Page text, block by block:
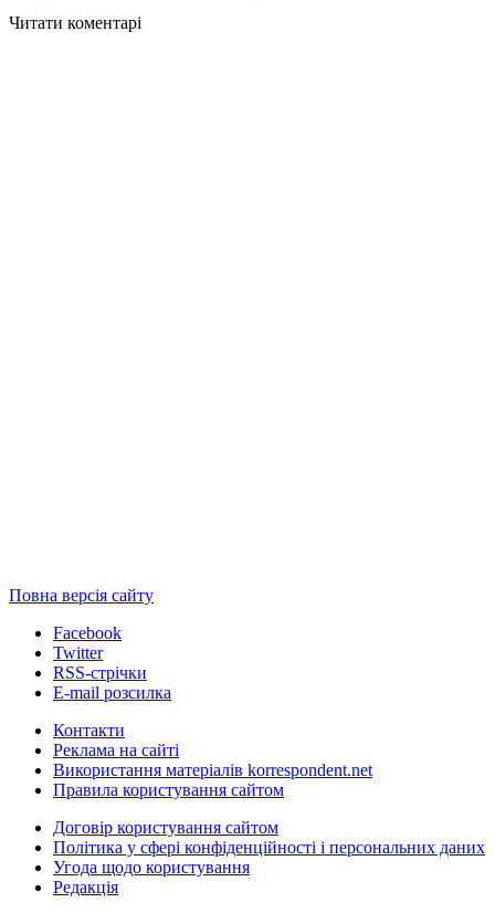
Читати коментарі
Повна версія сайту
Facebook
Twitter
RSS-стрічки
E-mail розсилка
Контакти
Реклама на сайті
Використання матеріалів korrespondent.net
Правила користування сайтом
Договір користування сайтом
Політика у сфері конфіденційності і персональних даних
Угода щодо користування
Редакція